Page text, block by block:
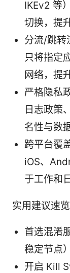
IKEv2 等
切换，提
分流/跳
只将指定
网络，提
严格隐私
日志政策
名性与数
跨平台覆
iOS、
于工作和
实用建议速览
首选混淆
稳定节点
开启 Kill